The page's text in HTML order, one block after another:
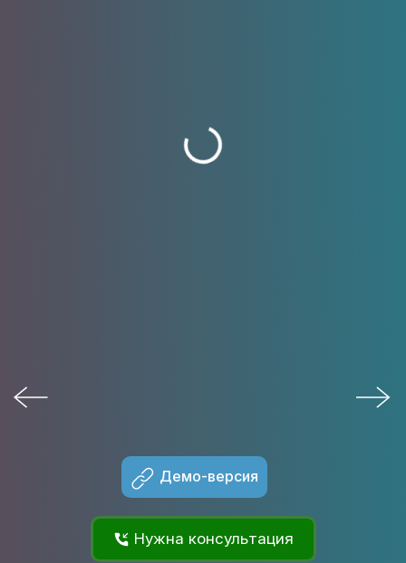
Демо-версия
Нужна консультация